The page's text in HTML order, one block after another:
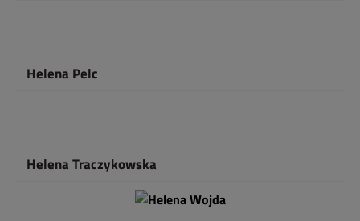
Helena Pelc
Helena Traczykowska